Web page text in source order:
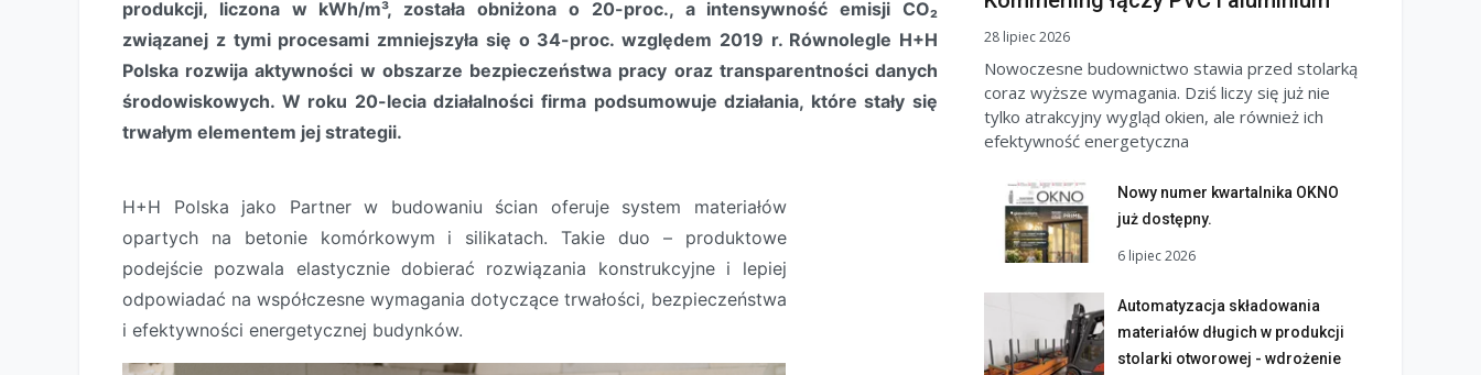
produkcji, liczona w kWh/m³, została obniżona o 20-proc., a intensywność emisji CO₂
związanej z tymi procesami zmniejszyła się o 34-proc. względem 2019 r. Równolegle H+H
Polska rozwija aktywności w obszarze bezpieczeństwa pracy oraz transparentności danych
środowiskowych. W roku 20-lecia działalności firma podsumowuje działania, które stały się
trwałym elementem jej strategii.
H+H Polska jako Partner w budowaniu ścian oferuje system materiałów
opartych na betonie komórkowym i silikatach. Takie duo – produktowe
podejście pozwala elastycznie dobierać rozwiązania konstrukcyjne i lepiej
odpowiadać na współczesne wymagania dotyczące trwałości, bezpieczeństwa
i efektywności energetycznej budynków.
28 lipiec 2026
Nowoczesne budownictwo stawia przed stolarką
coraz wyższe wymagania. Dziś liczy się już nie
tylko atrakcyjny wygląd okien, ale również ich
efektywność energetyczna
Nowy numer kwartalnika OKNO
już dostępny.
6 lipiec 2026
Automatyzacja składowania
materiałów długich w produkcji
stolarki otworowej - wdrożenie